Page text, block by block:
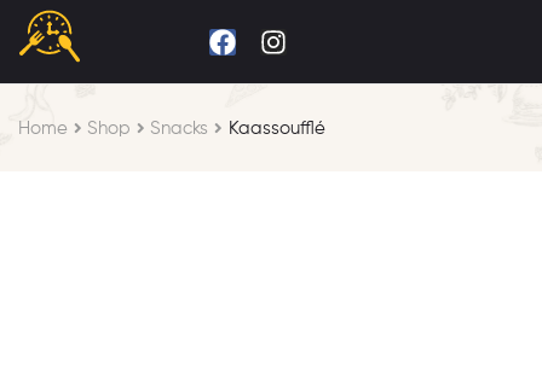
Home Shop Snacks Kaassoufflé